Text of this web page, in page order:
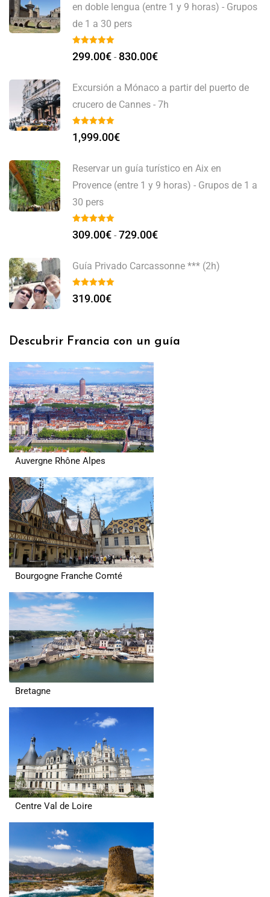
en doble lengua (entre 1 y 9 horas) - Grupos
de 1 a 30 pers
299.00€ - 830.00€
Excursión a Mónaco a partir del puerto de
crucero de Cannes - 7h
1,999.00€
Reservar un guía turístico en Aix en
Provence (entre 1 y 9 horas) - Grupos de 1 a
30 pers
309.00€ - 729.00€
Guía Privado Carcassonne *** (2h)
319.00€
Descubrir Francia con un guía
Auvergne Rhône Alpes
Bourgogne Franche Comté
Bretagne
Centre Val de Loire